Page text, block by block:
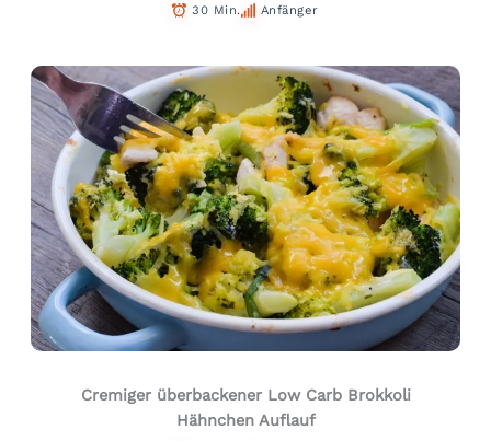
30 Min. Anfänger
Cremiger überbackener Low Carb Brokkoli
Hähnchen Auflauf